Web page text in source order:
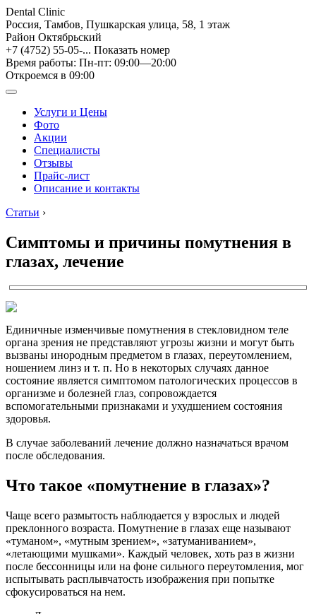
Dental Clinic
Россия, Тамбов, Пушкарская улица, 58, 1 этаж
Район Октябрьский
+7 (4752) 55-05-... Показать номер
Время работы: Пн-пт: 09:00—20:00
Откроемся в 09:00
Услуги и Цены
Фото
Акции
Специалисты
Отзывы
Прайс-лист
Описание и контакты
Статьи ›
Симптомы и причины помутнения в
глазах, лечение
Единичные изменчивые помутнения в стекловидном теле
органа зрения не представляют угрозы жизни и могут быть
вызваны инородным предметом в глазах, переутомлением,
ношением линз и т. п. Но в некоторых случаях данное
состояние является симптомом патологических процессов в
организме и болезней глаз, сопровождается
вспомогательными признаками и ухудшением состояния
здоровья.
В случае заболеваний лечение должно назначаться врачом
после обследования.
Что такое «помутнение в глазах»?
Чаще всего размытость наблюдается у взрослых и людей
преклонного возраста. Помутнение в глазах еще называют
«туманом», «мутным зрением», «затуманиванием»,
«летающими мушками». Каждый человек, хоть раз в жизни
после бессонницы или на фоне сильного переутомления, мог
испытывать расплывчатость изображения при попытке
сфокусироваться на нем.